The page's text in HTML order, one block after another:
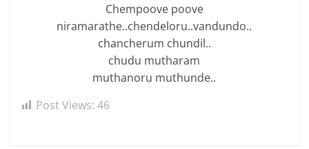
Chempoove poove
niramarathe..chendeloru..vandundo..
chancherum chundil..
chudu mutharam
muthanoru muthunde..
Post Views: 46